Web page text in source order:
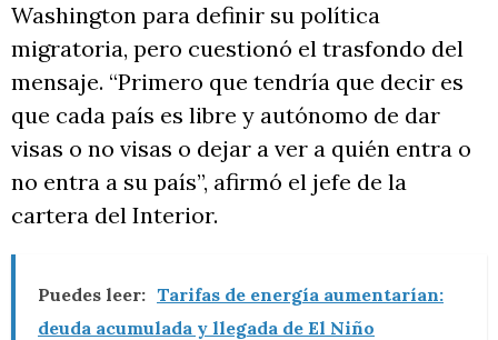
Washington para definir su política
migratoria, pero cuestionó el trasfondo del
mensaje. “Primero que tendría que decir es
que cada país es libre y autónomo de dar
visas o no visas o dejar a ver a quién entra o
no entra a su país”, afirmó el jefe de la
cartera del Interior.
Puedes leer: Tarifas de energía aumentarían:
deuda acumulada y llegada de El Niño